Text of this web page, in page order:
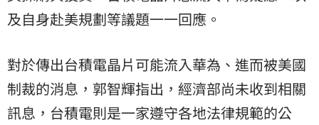
及自身赴美規劃等議題一一回應。
對於傳出台積電晶片可能流入華為、進而被美國
制裁的消息，郭智輝指出，經濟部尚未收到相關
訊息，台積電則是一家遵守各地法律規範的公